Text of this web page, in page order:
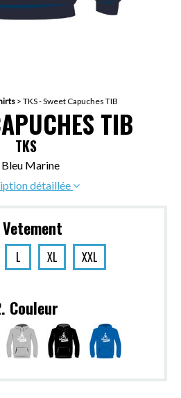
> TKS - Sweet Capuches TIB
TIB
TKS
Bleu Marine
détaillée
L XL XXL
Couleur